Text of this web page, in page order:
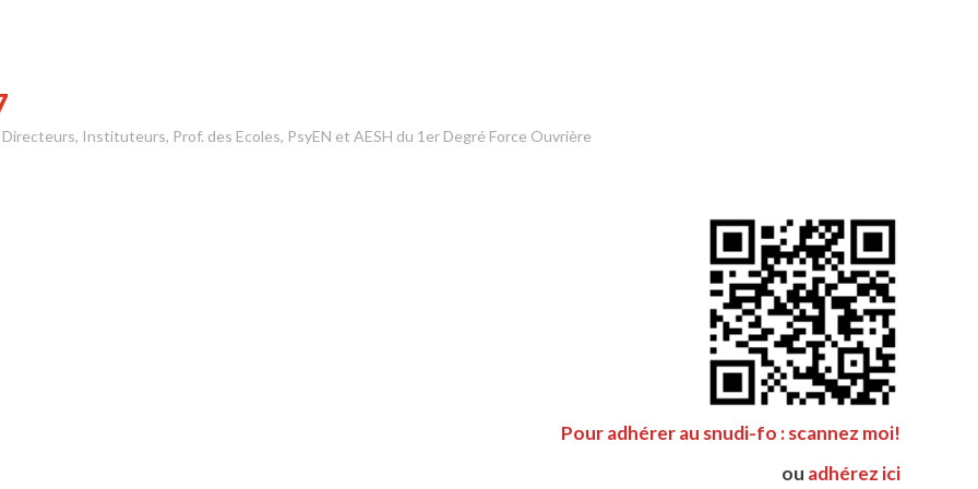
Instituteurs, Prof. des Ecoles, PsyEN et AESH du 1er Degré Force Ouvrière
Pour adhérer au snudi-fo : scannez moi!
ou adhérez ici